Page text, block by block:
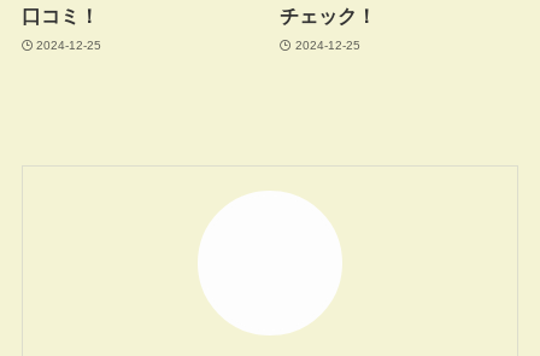
口コミ！
2024-12-25
チェック！
2024-12-25